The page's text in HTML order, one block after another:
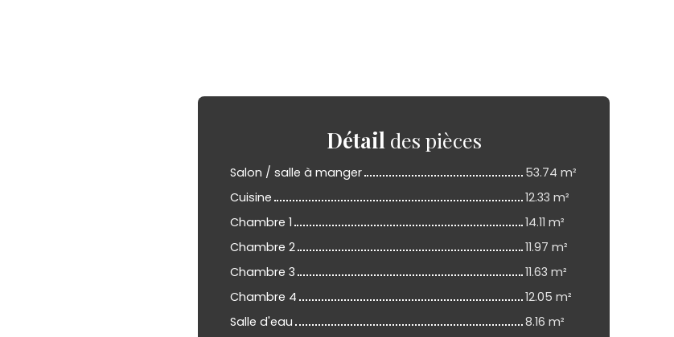
Détail des pièces
Salon / salle à manger
53.74 m²
Cuisine
12.33 m²
Chambre 1
14.11 m²
Chambre 2
11.97 m²
Chambre 3
11.63 m²
Chambre 4
12.05 m²
Salle d'eau
8.16 m²